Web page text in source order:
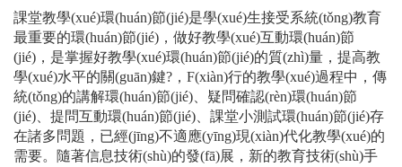
課堂教學(xué)環(huán)節(jié)是學(xué)生接受系統(tǒng)教育
最重要的環(huán)節(jié)，做好教學(xué)互動環(huán)節
(jié)，是掌握好教學(xué)環(huán)節(jié)的質(zhì)量，提高教
學(xué)水平的關(guān)鍵?，F(xiàn)行的教學(xué)過程中，傳
統(tǒng)的講解環(huán)節(jié)、疑問確認(rèn)環(huán)節
(jié)、提問互動環(huán)節(jié)、課堂小測試環(huán)節(jié)存
在諸多問題，已經(jīng)不適應(yīng)現(xiàn)代化教學(xué)的
需要。隨著信息技術(shù)的發(fā)展，新的教育技術(shù)手